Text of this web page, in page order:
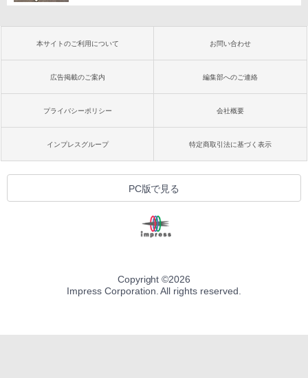
本サイトのご利用について お問い合わせ
広告掲載のご案内 編集部へのご連絡
プライバシーポリシー 会社概要
インプレスグループ 特定商取引法に基づく表示
PC版で見る
Copyright ©2026
Impress Corporation. All rights reserved.